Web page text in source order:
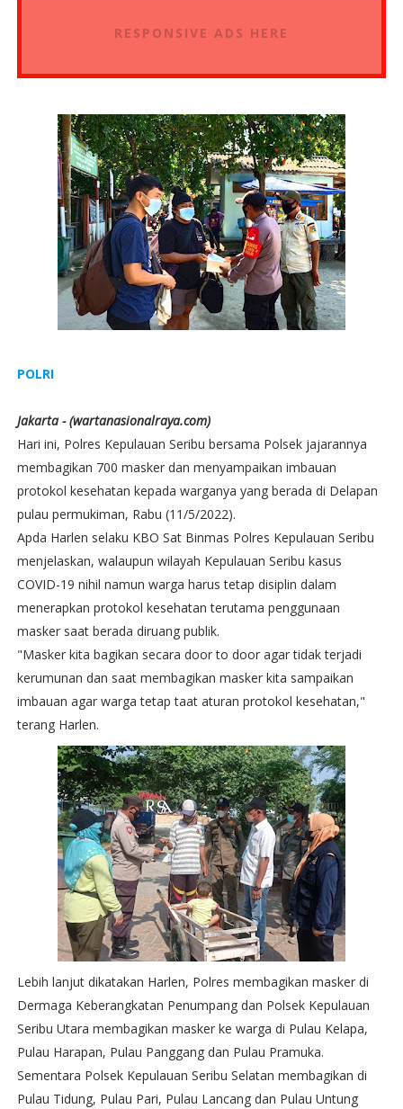
RESPONSIVE ADS HERE
POLRI
Jakarta - (wartanasionalraya.com)
Hari ini, Polres Kepulauan Seribu bersama Polsek jajarannya
membagikan 700 masker dan menyampaikan imbauan
protokol kesehatan kepada warganya yang berada di Delapan
pulau permukiman, Rabu (11/5/2022).
Apda Harlen selaku KBO Sat Binmas Polres Kepulauan Seribu
menjelaskan, walaupun wilayah Kepulauan Seribu kasus
COVID-19 nihil namun warga harus tetap disiplin dalam
menerapkan protokol kesehatan terutama penggunaan
masker saat berada diruang publik.
"Masker kita bagikan secara door to door agar tidak terjadi
kerumunan dan saat membagikan masker kita sampaikan
imbauan agar warga tetap taat aturan protokol kesehatan,"
terang Harlen.
Lebih lanjut dikatakan Harlen, Polres membagikan masker di
Dermaga Keberangkatan Penumpang dan Polsek Kepulauan
Seribu Utara membagikan masker ke warga di Pulau Kelapa,
Pulau Harapan, Pulau Panggang dan Pulau Pramuka.
Sementara Polsek Kepulauan Seribu Selatan membagikan di
Pulau Tidung, Pulau Pari, Pulau Lancang dan Pulau Untung